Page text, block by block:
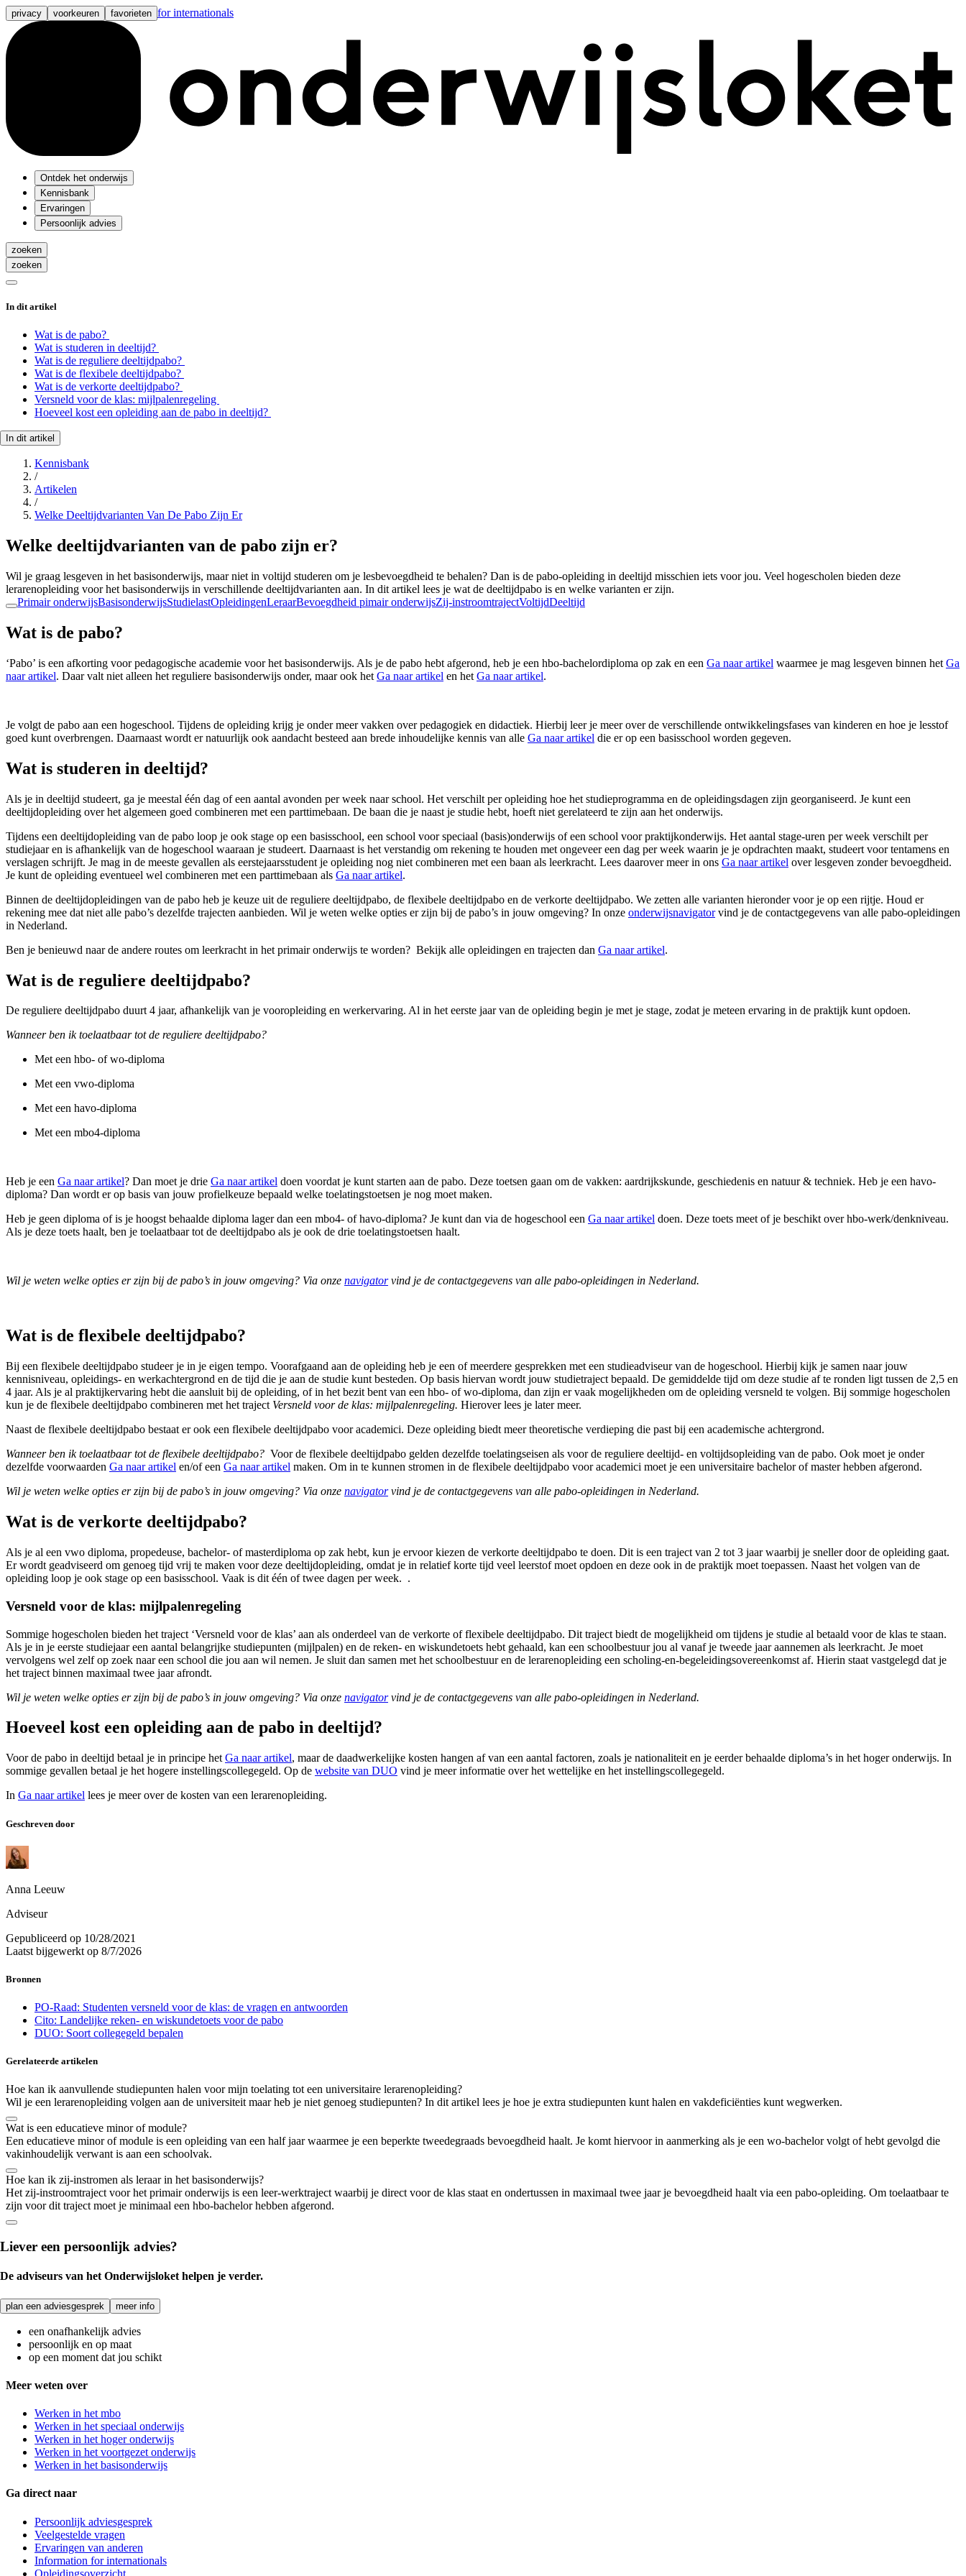
privacy voorkeuren favorieten for internationals
Ontdek het onderwijs
Kennisbank
Ervaringen
Persoonlijk advies
zoeken
zoeken
In dit artikel
Wat is de pabo?
Wat is studeren in deeltijd?
Wat is de reguliere deeltijdpabo?
Wat is de flexibele deeltijdpabo?
Wat is de verkorte deeltijdpabo?
Versneld voor de klas: mijlpalenregeling
Hoeveel kost een opleiding aan de pabo in deeltijd?
In dit artikel
Kennisbank
/
Artikelen
/
Welke Deeltijdvarianten Van De Pabo Zijn Er
Welke deeltijdvarianten van de pabo zijn er?
Wil je graag lesgeven in het basisonderwijs, maar niet in voltijd studeren om je lesbevoegdheid te behalen? Dan is de pabo-opleiding in deeltijd misschien iets voor jou. Veel hogescholen bieden deze
lerarenopleiding voor het basisonderwijs in verschillende deeltijdvarianten aan. In dit artikel lees je wat de deeltijdpabo is en welke varianten er zijn.
Primair onderwijsBasisonderwijsStudielastOpleidingenLeraarBevoegdheid pimair onderwijsZij-instroomtrajectVoltijdDeeltijd
Wat is de pabo?
‘Pabo’ is een afkorting voor pedagogische academie voor het basisonderwijs. Als je de pabo hebt afgerond, heb je een hbo-bachelordiploma op zak en een Ga naar artikel waarmee je mag lesgeven binnen het Ga
naar artikel. Daar valt niet alleen het reguliere basisonderwijs onder, maar ook het Ga naar artikel en het Ga naar artikel.
Je volgt de pabo aan een hogeschool. Tijdens de opleiding krijg je onder meer vakken over pedagogiek en didactiek. Hierbij leer je meer over de verschillende ontwikkelingsfases van kinderen en hoe je lesstof
goed kunt overbrengen. Daarnaast wordt er natuurlijk ook aandacht besteed aan brede inhoudelijke kennis van alle Ga naar artikel die er op een basisschool worden gegeven.
Wat is studeren in deeltijd?
Als je in deeltijd studeert, ga je meestal één dag of een aantal avonden per week naar school. Het verschilt per opleiding hoe het studieprogramma en de opleidingsdagen zijn georganiseerd. Je kunt een
deeltijdopleiding over het algemeen goed combineren met een parttimebaan. De baan die je naast je studie hebt, hoeft niet gerelateerd te zijn aan het onderwijs.
Tijdens een deeltijdopleiding van de pabo loop je ook stage op een basisschool, een school voor speciaal (basis)onderwijs of een school voor praktijkonderwijs. Het aantal stage-uren per week verschilt per
studiejaar en is afhankelijk van de hogeschool waaraan je studeert. Daarnaast is het verstandig om rekening te houden met ongeveer een dag per week waarin je je opdrachten maakt, studeert voor tentamens en
verslagen schrijft. Je mag in de meeste gevallen als eerstejaarsstudent je opleiding nog niet combineren met een baan als leerkracht. Lees daarover meer in ons Ga naar artikel over lesgeven zonder bevoegdheid.
Je kunt de opleiding eventueel wel combineren met een parttimebaan als Ga naar artikel.
Binnen de deeltijdopleidingen van de pabo heb je keuze uit de reguliere deeltijdpabo, de flexibele deeltijdpabo en de verkorte deeltijdpabo. We zetten alle varianten hieronder voor je op een rijtje. Houd er
rekening mee dat niet alle pabo’s dezelfde trajecten aanbieden. Wil je weten welke opties er zijn bij de pabo’s in jouw omgeving? In onze onderwijsnavigatorvind je de contactgegevens van alle pabo-opleidingen
in Nederland.
Ben je benieuwd naar de andere routes om leerkracht in het primair onderwijs te worden? Bekijk alle opleidingen en trajecten dan Ga naar artikel.
Wat is de reguliere deeltijdpabo?
De reguliere deeltijdpabo duurt 4 jaar, afhankelijk van je vooropleiding en werkervaring. Al in het eerste jaar van de opleiding begin je met je stage, zodat je meteen ervaring in de praktijk kunt opdoen.
Wanneer ben ik toelaatbaar tot de reguliere deeltijdpabo?
Met een hbo- of wo-diploma
Met een vwo-diploma
Met een havo-diploma
Met een mbo4-diploma
Heb je een Ga naar artikel? Dan moet je drie Ga naar artikel doen voordat je kunt starten aan de pabo. Deze toetsen gaan om de vakken: aardrijkskunde, geschiedenis en natuur & techniek. Heb je een havo-
diploma? Dan wordt er op basis van jouw profielkeuze bepaald welke toelatingstoetsen je nog moet maken.
Heb je geen diploma of is je hoogst behaalde diploma lager dan een mbo4- of havo-diploma? Je kunt dan via de hogeschool een Ga naar artikel doen. Deze toets meet of je beschikt over hbo-werk/denkniveau.
Als je deze toets haalt, ben je toelaatbaar tot de deeltijdpabo als je ook de drie toelatingstoetsen haalt.
Wil je weten welke opties er zijn bij de pabo’s in jouw omgeving? Via onze navigatorvind je de contactgegevens van alle pabo-opleidingen in Nederland.
Wat is de flexibele deeltijdpabo?
Bij een flexibele deeltijdpabo studeer je in je eigen tempo. Voorafgaand aan de opleiding heb je een of meerdere gesprekken met een studieadviseur van de hogeschool. Hierbij kijk je samen naar jouw
kennisniveau, opleidings- en werkachtergrond en de tijd die je aan de studie kunt besteden. Op basis hiervan wordt jouw studietraject bepaald. De gemiddelde tijd om deze studie af te ronden ligt tussen de 2,5 en
4 jaar. Als je al praktijkervaring hebt die aansluit bij de opleiding, of in het bezit bent van een hbo- of wo-diploma, dan zijn er vaak mogelijkheden om de opleiding versneld te volgen. Bij sommige hogescholen
kun je de flexibele deeltijdpabo combineren met het traject Versneld voor de klas: mijlpalenregeling. Hierover lees je later meer.
Naast de flexibele deeltijdpabo bestaat er ook een flexibele deeltijdpabo voor academici. Deze opleiding biedt meer theoretische verdieping die past bij een academische achtergrond.
Wanneer ben ik toelaatbaar tot de flexibele deeltijdpabo? Voor de flexibele deeltijdpabo gelden dezelfde toelatingseisen als voor de reguliere deeltijd- en voltijdsopleiding van de pabo. Ook moet je onder
dezelfde voorwaarden Ga naar artikel en/of een Ga naar artikel maken. Om in te kunnen stromen in de flexibele deeltijdpabo voor academici moet je een universitaire bachelor of master hebben afgerond.
Wil je weten welke opties er zijn bij de pabo’s in jouw omgeving? Via onze navigatorvind je de contactgegevens van alle pabo-opleidingen in Nederland.
Wat is de verkorte deeltijdpabo?
Als je al een vwo diploma, propedeuse, bachelor- of masterdiploma op zak hebt, kun je ervoor kiezen de verkorte deeltijdpabo te doen. Dit is een traject van 2 tot 3 jaar waarbij je sneller door de opleiding gaat.
Er wordt geadviseerd om genoeg tijd vrij te maken voor deze deeltijdopleiding, omdat je in relatief korte tijd veel leerstof moet opdoen en deze ook in de praktijk moet toepassen. Naast het volgen van de
opleiding loop je ook stage op een basisschool. Vaak is dit één of twee dagen per week. .
Versneld voor de klas: mijlpalenregeling
Sommige hogescholen bieden het traject ‘Versneld voor de klas’ aan als onderdeel van de verkorte of flexibele deeltijdpabo. Dit traject biedt de mogelijkheid om tijdens je studie al betaald voor de klas te staan.
Als je in je eerste studiejaar een aantal belangrijke studiepunten (mijlpalen) en de reken- en wiskundetoets hebt gehaald, kan een schoolbestuur jou al vanaf je tweede jaar aannemen als leerkracht. Je moet
vervolgens wel zelf op zoek naar een school die jou aan wil nemen. Je sluit dan samen met het schoolbestuur en de lerarenopleiding een scholing-en-begeleidingsovereenkomst af. Hierin staat vastgelegd dat je
het traject binnen maximaal twee jaar afrondt.
Wil je weten welke opties er zijn bij de pabo’s in jouw omgeving? Via onze navigatorvind je de contactgegevens van alle pabo-opleidingen in Nederland.
Hoeveel kost een opleiding aan de pabo in deeltijd?
Voor de pabo in deeltijd betaal je in principe het Ga naar artikel, maar de daadwerkelijke kosten hangen af van een aantal factoren, zoals je nationaliteit en je eerder behaalde diploma’s in het hoger onderwijs. In
sommige gevallen betaal je het hogere instellingscollegegeld. Op de website van DUO vind je meer informatie over het wettelijke en het instellingscollegegeld.
In Ga naar artikel lees je meer over de kosten van een lerarenopleiding.
Geschreven door
Anna Leeuw
Adviseur
Gepubliceerd op 10/28/2021
Laatst bijgewerkt op 8/7/2026
Bronnen
PO-Raad: Studenten versneld voor de klas: de vragen en antwoorden
Cito: Landelijke reken- en wiskundetoets voor de pabo
DUO: Soort collegegeld bepalen
Gerelateerde artikelen
Hoe kan ik aanvullende studiepunten halen voor mijn toelating tot een universitaire lerarenopleiding?
Wil je een lerarenopleiding volgen aan de universiteit maar heb je niet genoeg studiepunten? In dit artikel lees je hoe je extra studiepunten kunt halen en vakdeficiënties kunt wegwerken.
Wat is een educatieve minor of module?
Een educatieve minor of module is een opleiding van een half jaar waarmee je een beperkte tweedegraads bevoegdheid haalt. Je komt hiervoor in aanmerking als je een wo-bachelor volgt of hebt gevolgd die
vakinhoudelijk verwant is aan een schoolvak.
Hoe kan ik zij-instromen als leraar in het basisonderwijs?
Het zij-instroomtraject voor het primair onderwijs is een leer-werktraject waarbij je direct voor de klas staat en ondertussen in maximaal twee jaar je bevoegdheid haalt via een pabo-opleiding. Om toelaatbaar te
zijn voor dit traject moet je minimaal een hbo-bachelor hebben afgerond.
Liever een persoonlijk advies?
De adviseurs van het Onderwijsloket helpen je verder.
plan een adviesgesprek meer info
een onafhankelijk advies
persoonlijk en op maat
op een moment dat jou schikt
Meer weten over
Werken in het mbo
Werken in het speciaal onderwijs
Werken in het hoger onderwijs
Werken in het voortgezet onderwijs
Werken in het basisonderwijs
Ga direct naar
Persoonlijk adviesgesprek
Veelgestelde vragen
Ervaringen van anderen
Information for internationals
Opleidingsoverzicht